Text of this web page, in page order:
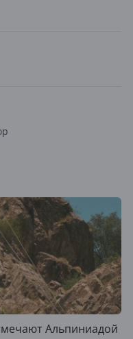
Альпиниадой